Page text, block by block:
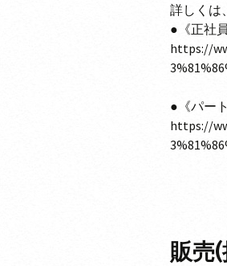
詳しくは
●《正社員
https://
●《パー
https://
販売